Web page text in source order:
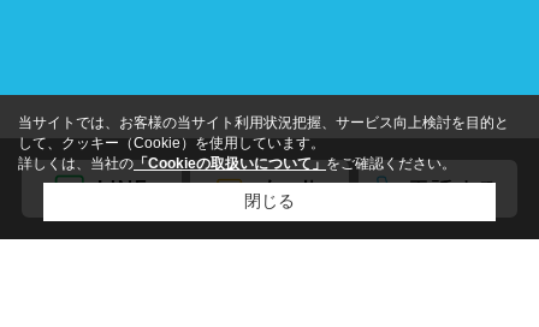
当サイトでは、お客様の当サイト利用状況把握、サービス向上検討を目的と
して、クッキー（Cookie）を使用しています。
詳しくは、当社の 「Cookieの取扱いについて」 をご確認ください。
閉じる